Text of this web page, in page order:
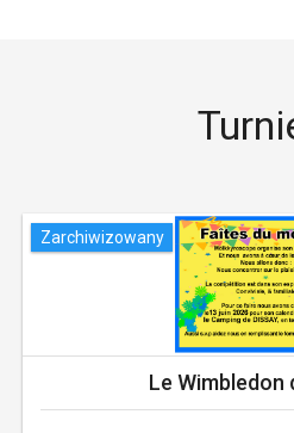
Zarchiwizowany
Le Wimbledon